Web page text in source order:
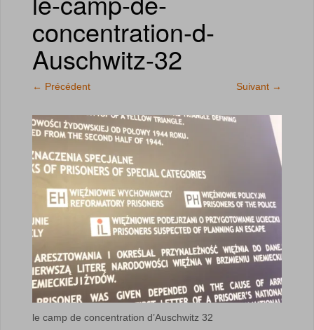
concentration-d-
Auschwitz-32
← Précédent Suivant →
le camp de concentration d’Auschwitz 32